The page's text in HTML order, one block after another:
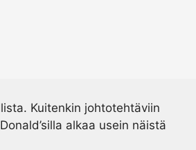
Kuitenkin johtotehtäviin
alkaa usein näistä